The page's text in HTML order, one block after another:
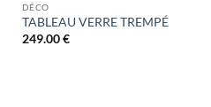
DÉCO
TABLEAU VERRE TREMPÉ
249.00€